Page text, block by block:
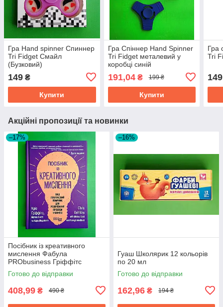
Гра Hand spinner Спиннер
Tri Fidget Смайл
(Бузковий)
149 ₴
Купити
Гра Спіннер Hand Spinner
Tri Fidget металевий у
коробці синій
191,04₴ 199 ₴
Купити
Гра
Tri
149
Акційні пропозиції та новинки
–17%
Посібник із креативного
мислення Фабула
PRObusiness Гріффітс
фіолетова
Готово до відправки
408,99 ₴ 490 ₴
–16%
Гуаш Школярик 12 кольорів
по 20 мл
Готово до відправки
162,96 ₴ 194 ₴